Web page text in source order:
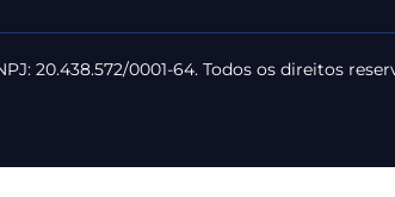
20.438.572/0001-64. Todos os direitos